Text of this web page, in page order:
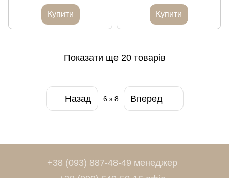
Купити Купити
Показати ще 20 товарів
Назад 6з 8 Вперед
+38 (093) 887-48-49 менеджер